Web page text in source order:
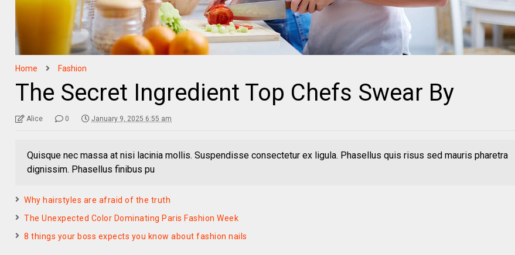
Home Fashion
The Secret Ingredient Top Chefs Swear By
Alice 0 January 9, 2025 6:55 am
Quisque nec massa at nisi lacinia mollis. Suspendisse consectetur ex ligula. Phasellus quis risus sed mauris pharetra
dignissim. Phasellus finibus pu
Why hairstyles are afraid of the truth
The Unexpected Color Dominating Paris Fashion Week
8 things your boss expects you know about fashion nails